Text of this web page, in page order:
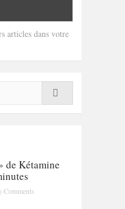
articles dans votre
de Kétamine
Comments